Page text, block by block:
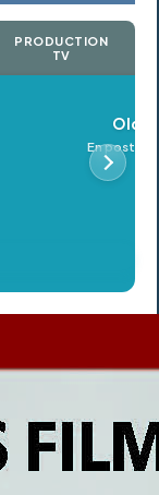
PRODUCTION
TV